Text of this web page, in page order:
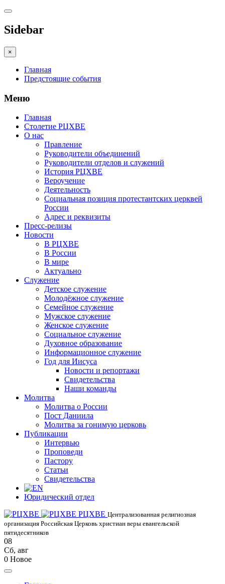
Sidebar
×
Главная
Предстоящие события
Меню
Главная
Столетие РЦХВЕ
О нас
Правление
Руководители объединений
Руководители отделов и служений
История РЦХВЕ
Вероучение
Деятельность
Социальная позиция протестантских церквей
России
Адрес и реквизиты
Пресс-релизы
Новости
В РЦХВЕ
В России
В мире
Актуально
Служение
Детское служение
Молодёжное служение
Семейное служение
Мужское служение
Женское служение
Социальное служение
Духовное образование
Информационное служение
Год для Иисуса
Новости и репортажи
Свидетельства
Наши команды
Молитва
Молитва о России
Пост Даниила
Молитва за гонимую церковь
Публикации
Интервью
Проповеди
Пастору
Статьи
Свидетельства
Юридический отдел
РЦХВЕ Централизованная религиозная
организация Российская Церковь христиан веры евангельской
пятидесятников
08
Сб, авг
0 Новое